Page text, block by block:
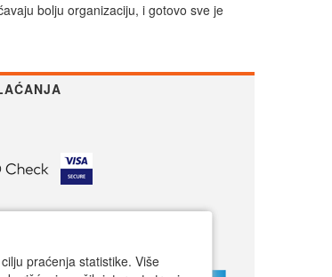
bolju organizaciju, i gotovo sve je
praćenja statistike. Više